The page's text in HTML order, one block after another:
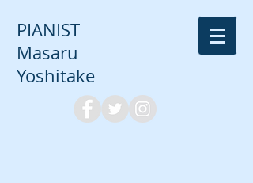
PIANIST
Masaru
Yoshitake